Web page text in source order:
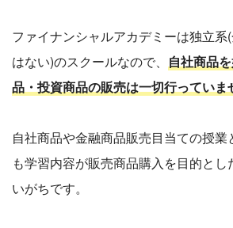
ファイナンシャルアカデミーは独立
はない)のスクールなので、 自社商品
品・投資商品の販売は一切行っていま
自社商品や金融商品販売目当ての授業
も学習内容が販売商品購入を目的とし
いがちです。